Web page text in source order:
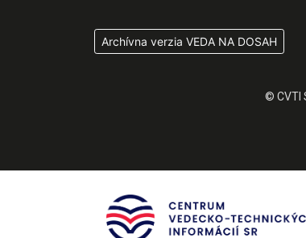
Archívna verzia VEDA NA DOSAH
© CVTI